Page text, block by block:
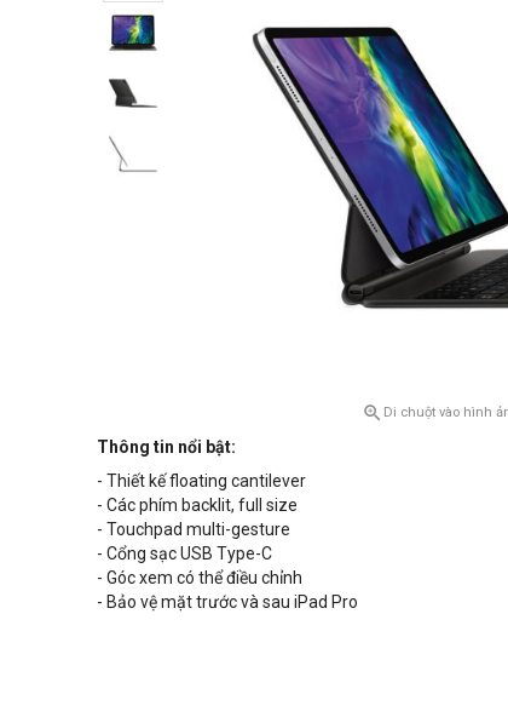
 Di chuột vào hình
Thông tin nổi bật:
- Thiết kế floating cantilever
- Các phím backlit, full size
- Touchpad multi-gesture
- Cổng sạc USB Type-C
- Góc xem có thể điều chỉnh
- Bảo vệ mặt trước và sau iPad Pro